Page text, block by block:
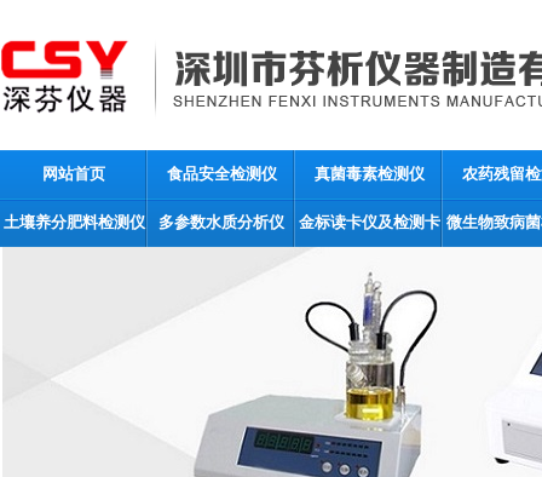
网站首页 食品安全检测仪 真菌毒素检测仪 农药残留
土壤养分肥料检测仪 多参数水质分析仪 金标读卡仪及检测卡 微生物致病